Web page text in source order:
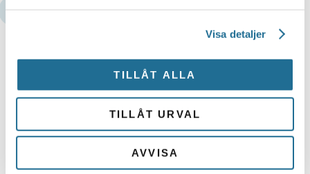
Visa detaljer
TILLÅT ALLA
TILLÅT URVAL
AVVISA
Läs vår integritetspolicy
Translate